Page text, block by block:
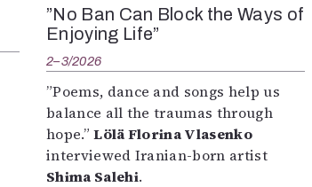
”No Ban Can Block the Ways of
Enjoying Life”
2–3/2026
”Poems, dance and songs help us
balance all the traumas through
hope.”Lölä Florina Vlasenko
interviewed Iranian-born artist
Shima Salehi.